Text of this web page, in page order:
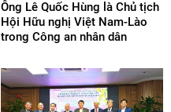
Ông Lê Quốc Hùng là Chủ tịch
Hội Hữu nghị Việt Nam-Lào
trong Công an nhân dân